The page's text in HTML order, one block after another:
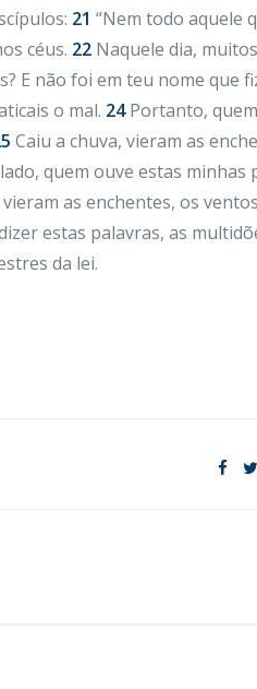
21 “Nem todo aquele
céus. 22 Naquele dia,
E não foi em teu nome que
o mal. 24Portanto,
Caiu a chuva, vieram as
quem ouve estas minhas
vieram as enchentes, os
estas palavras, as
da lei.